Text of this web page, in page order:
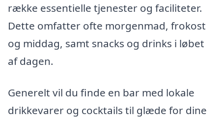
række essentielle tjenester og faciliteter.
Dette omfatter ofte morgenmad, frokost
og middag, samt snacks og drinks i løbet
af dagen.
Generelt vil du finde en bar med lokale
drikkevarer og cocktails til glæde for dine